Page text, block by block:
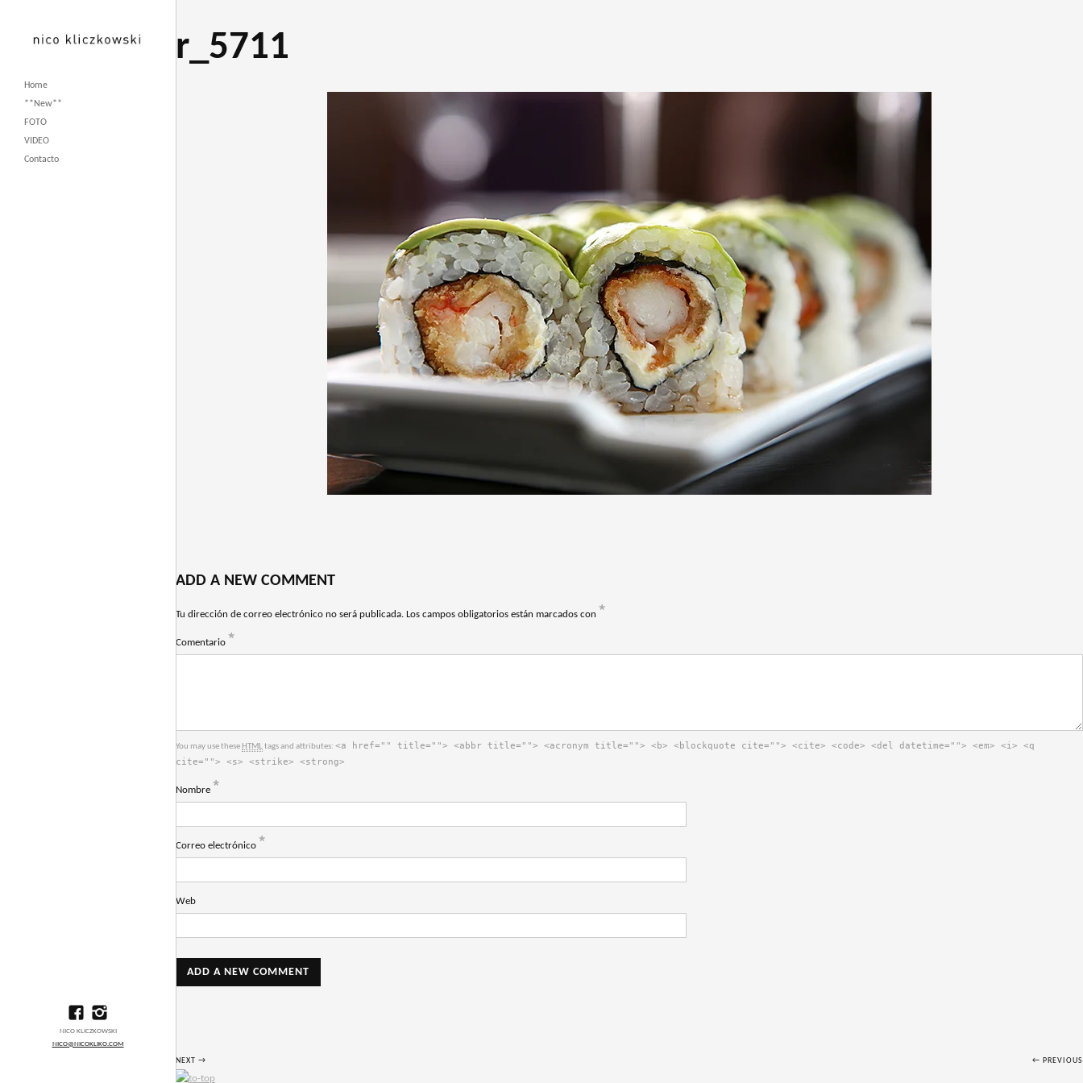
Home
**New**
FOTO
VIDEO
Contacto
NICO KLICZKOWSKI
NICO@NICOKLIKO.COM
r_5711
ADD A NEW COMMENT
Tu dirección de correo electrónico no será publicada. Los campos obligatorios están marcados con *
Comentario *
You may use these HTMLtags and attributes: <a href="" title=""> <abbr title=""> <acronym title=""> <b> <blockquote cite=""> <cite> <code> <del datetime=""> <em> <i> <q
cite=""> <s> <strike> <strong>
Nombre *
Correo electrónico *
Web
← PREVIOUS
NEXT →